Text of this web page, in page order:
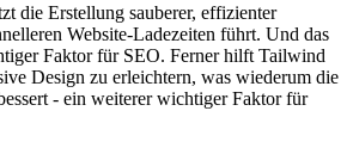
die Erstellung sauberer, effizienter
Website-Ladezeiten führt. Und das
Faktor für SEO. Ferner hilft Tailwind
Design zu erleichtern, was wiederum die
- ein weiterer wichtiger Faktor für